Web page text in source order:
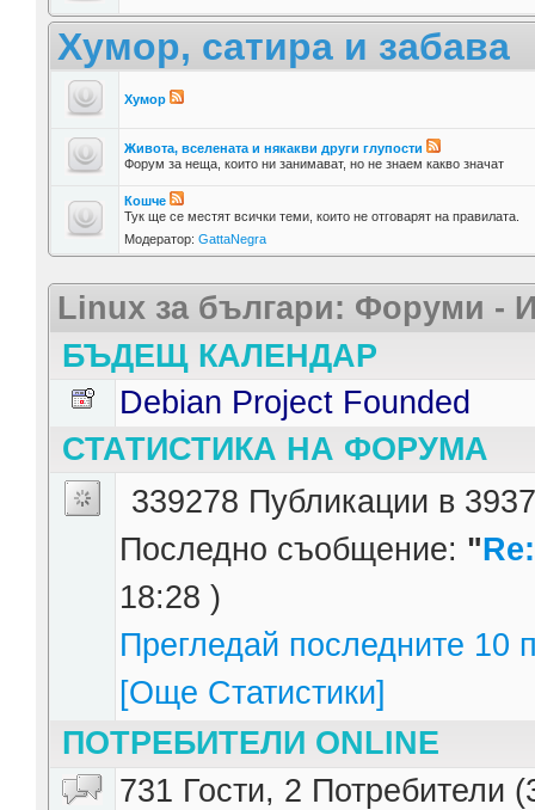
Хумор, сатира и забава
Хумор
Живота, вселената и някакви други глупости
Форум за неща, които ни занимават, но не знаем какво значат
Кошче
Тук ще се местят всички теми, които не отговарят на правилата.
Модератор:GattaNegra
Linux за българи: Форуми -
БЪДЕЩ КАЛЕНДАР
Debian Project Founded
СТАТИСТИКА НА ФОРУМА
339278 Публикации в
Последно съобщение: "
18:28 )
Прегледай последните 10
[Още Статистики]
ПОТРЕБИТЕЛИ ONLINE
731 Гости, 2 Потребители